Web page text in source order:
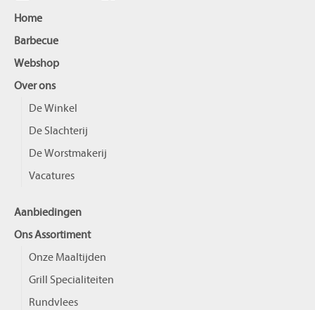
Home
Barbecue
Webshop
Over ons
De Winkel
De Slachterij
De Worstmakerij
Vacatures
Aanbiedingen
Ons Assortiment
Onze Maaltijden
Grill Specialiteiten
Rundvlees